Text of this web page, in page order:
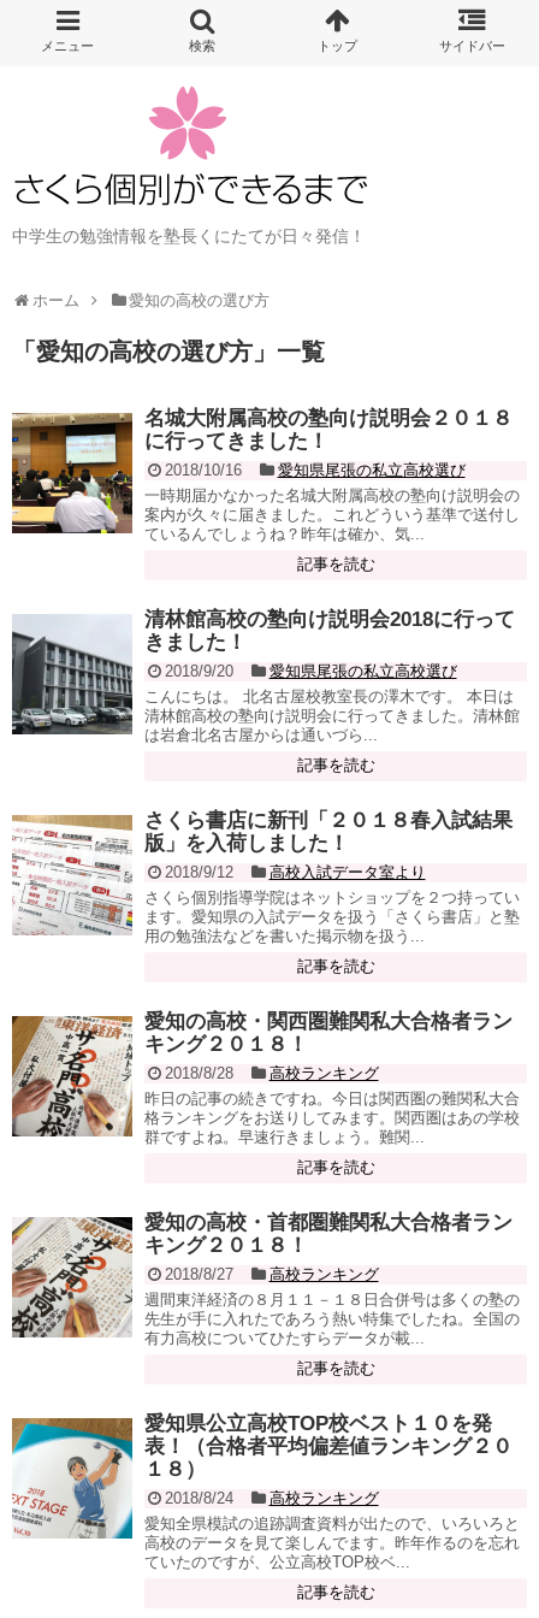
中学生の勉強情報を塾長くにたてが日々発信！
ホーム 愛知の高校の選び方
「 愛知の高校の選び方 」 一覧
名城大附属高校の塾向け説明会２０１８
に行ってきました！
2018/10/16
愛知県尾張の私立高校選び
一時期届かなかった名城大附属高校の塾向け説明会の
案内が久々に届きました。これどういう基準で送付し
ているんでしょうね？昨年は確か、気...
記事を読む
清林館高校の塾向け説明会2018に行って
きました！
2018/9/20
愛知県尾張の私立高校選び
こんにちは。 北名古屋校教室長の澤木です。 本日は
清林館高校の塾向け説明会に行ってきました。清林館
は岩倉北名古屋からは通いづら...
記事を読む
さくら書店に新刊「２０１８春入試結果
版」を入荷しました！
2018/9/12
高校入試データ室より
さくら個別指導学院はネットショップを２つ持ってい
ます。愛知県の入試データを扱う「さくら書店」と塾
用の勉強法などを書いた掲示物を扱う...
記事を読む
愛知の高校・関西圏難関私大合格者ラン
キング２０１８！
2018/8/28
高校ランキング
昨日の記事の続きですね。今日は関西圏の難関私大合
格ランキングをお送りしてみます。関西圏はあの学校
群ですよね。早速行きましょう。難関...
記事を読む
愛知の高校・首都圏難関私大合格者ラン
キング２０１８！
2018/8/27
高校ランキング
週間東洋経済の８月１１－１８日合併号は多くの塾の
先生が手に入れたであろう熱い特集でしたね。全国の
有力高校についてひたすらデータが載...
記事を読む
愛知県公立高校TOP校ベスト１０を発
表！（合格者平均偏差値ランキング２０
１８）
2018/8/24
高校ランキング
愛知全県模試の追跡調査資料が出たので、いろいろと
高校のデータを見て楽しんでます。昨年作るのを忘れ
ていたのですが、公立高校TOP校ベ...
記事を読む